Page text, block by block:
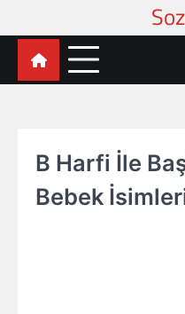
to
content
B Harfi İle
Bebek